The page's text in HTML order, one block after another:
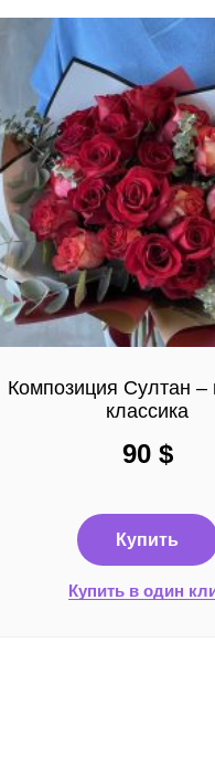
Композиция Султан –
классика
90 $
Купить
Купить в один